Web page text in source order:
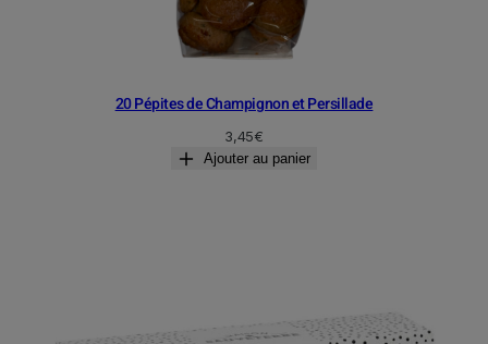
20 Pépites de Champignon et Persillade
3,45€
Ajouter au panier